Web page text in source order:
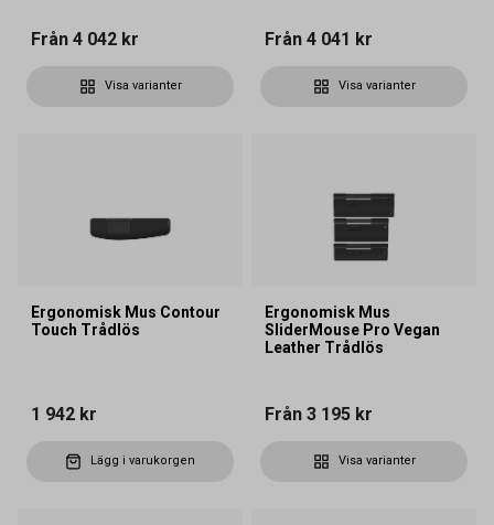
Från 4 042 kr
Visa varianter
Från 4 041 kr
Visa varianter
Ergonomisk Mus Contour
Touch Trådlös
1 942 kr
Lägg i varukorgen
Ergonomisk Mus
SliderMouse Pro Vegan
Leather Trådlös
Från 3 195 kr
Visa varianter